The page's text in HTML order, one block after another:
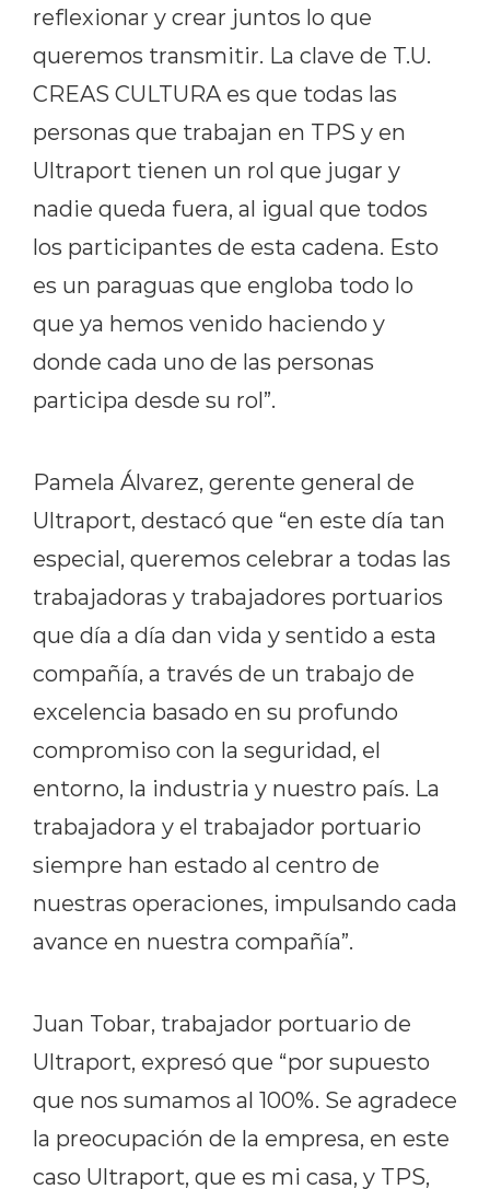
reflexionar y crear juntos lo que
queremos transmitir. La clave de T.U.
CREAS CULTURA es que todas las
personas que trabajan en TPS y en
Ultraport tienen un rol que jugar y
nadie queda fuera, al igual que todos
los participantes de esta cadena. Esto
es un paraguas que engloba todo lo
que ya hemos venido haciendo y
donde cada uno de las personas
participa desde su rol”.
Pamela Álvarez, gerente general de
Ultraport, destacó que “en este día tan
especial, queremos celebrar a todas las
trabajadoras y trabajadores portuarios
que día a día dan vida y sentido a esta
compañía, a través de un trabajo de
excelencia basado en su profundo
compromiso con la seguridad, el
entorno, la industria y nuestro país. La
trabajadora y el trabajador portuario
siempre han estado al centro de
nuestras operaciones, impulsando cada
avance en nuestra compañía”.
Juan Tobar, trabajador portuario de
Ultraport, expresó que “por supuesto
que nos sumamos al 100%. Se agradece
la preocupación de la empresa, en este
caso Ultraport, que es mi casa, y TPS,